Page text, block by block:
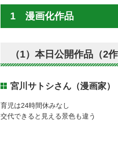
1 漫画化作品
（1）本日公開作品（2作
宮川サトシさん（漫画家）
育児は24時間休みなし
交代できると見える景色も違う